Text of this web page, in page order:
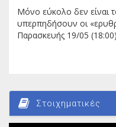
Μόνο εύκολο δεν είναι
υπερπηδήσουν οι
Παρασκευής 19/05
Στοιχηματικές